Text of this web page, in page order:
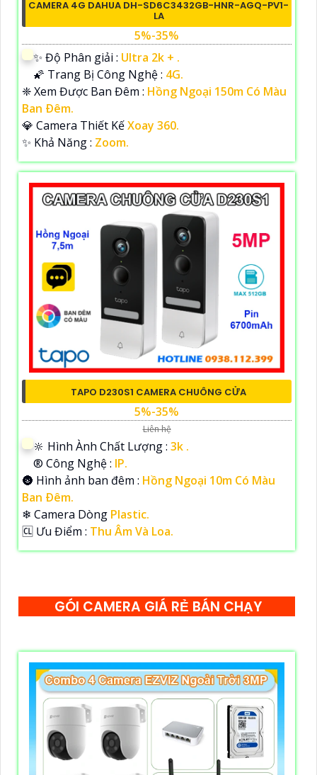
CAMERA 4G DAHUA DH-SD6C3432GB-HNR-AGQ-PV1-
LA
5%-35%
✨ Độ Phân giải : Ultra 2k + .
🌠 Trang Bị Công Nghệ : 4G.
❈ Xem Được Ban Đêm : Hồng Ngoại 150m Có Màu
Ban Ðêm.
💎 Camera Thiết KếXoay 360.
️✨ Khả Năng : Zoom.
TAPO D230S1 CAMERA CHUÔNG CỬA
5%-35%
Liên hệ
🔆 Hình Ành Chất Lượng : 3k .
®️ Công Nghệ : IP.
🌚 Hình ảnh ban đêm : Hồng Ngoại 10m Có Màu
Ban Ðêm.
❄ Camera Dòng Plastic.
️🆑 Ưu Điểm : Thu Âm Và Loa.
GÓI CAMERA GIÁ RẺ BÁN CHẠY